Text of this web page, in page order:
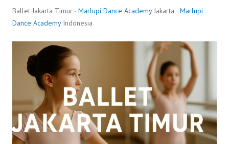
Ballet Jakarta Timur · Marlupi Dance AcademyJakarta · Marlupi
Dance AcademyIndonesia